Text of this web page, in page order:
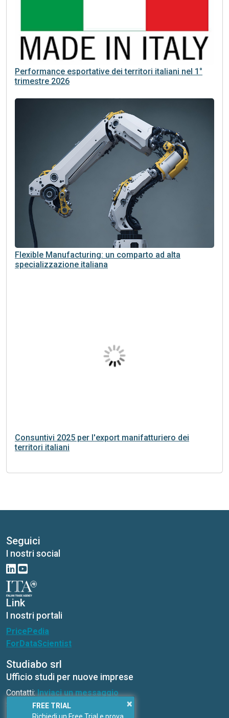
Performance esportative dei territori italiani nel 1°
trimestre 2026
Flexible Manufacturing: un comparto ad alta
specializzazione italiana
Consuntivi 2025 per l'export manifatturiero dei
territori italiani
Seguici
I nostri social
Link
I nostri portali
PricePedia
ForDataScientist
Studiabo srl
Ufficio studi per nuove imprese
Contatti:Inviaci un messaggio
Sito web:www.studiabo.it ×
FREE TRIAL